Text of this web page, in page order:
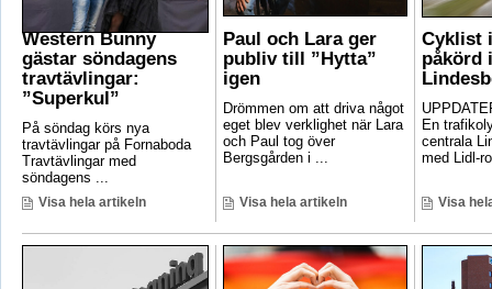
Western Bunny
gästar söndagens
travtävlingar:
”Superkul”
På söndag körs nya
travtävlingar på Fornaboda
Travtävlingar med
söndagens ...
Visa hela artikeln
Paul och Lara ger
publiv till ”Hytta”
igen
Drömmen om att driva något
eget blev verklighet när Lara
och Paul tog över
Bergsgården i ...
Visa hela artikeln
Cyklist
påkörd
En
centrala
med Lidl-
Visa